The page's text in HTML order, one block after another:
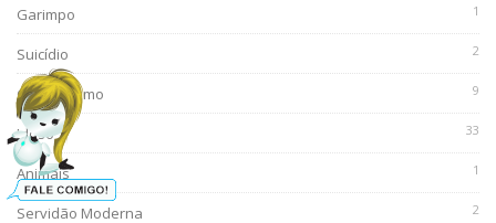
Garimpo 1
Suicídio 2
Consumismo 9
Idoso 33
Animais 1
Servidão Moderna 2